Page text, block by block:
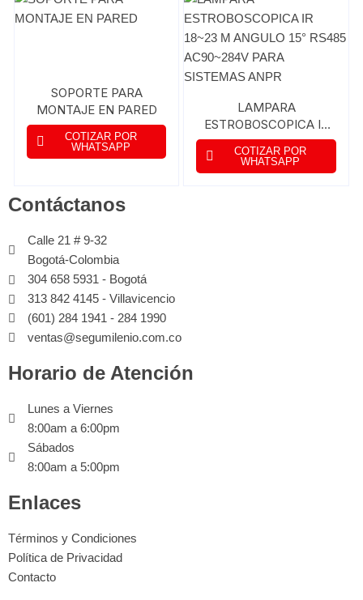
SOPORTE PARA
MONTAJE EN PARED
COTIZAR POR
WHATSAPP
LAMPARA
ESTROBOSCOPICA IR
18~23 M ANGULO 15°
RS485 AC90~284V
PARA SISTEMAS ANPR
COTIZAR POR
WHATSAPP
Contáctanos
Calle 21 # 9-32
Bogotá-Colombia
304 658 5931 - Bogotá
313 842 4145 - Villavicencio
(601) 284 1941 - 284 1990
ventas@segumilenio.com.co
Horario de Atención
Lunes a Viernes
8:00am a 6:00pm
Sábados
8:00am a 5:00pm
Enlaces
Términos y Condiciones
Política de Privacidad
Contacto